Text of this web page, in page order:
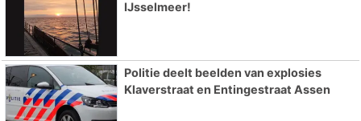
IJsselmeer!
Politie deelt beelden van explosies
Klaverstraat en Entingestraat Assen